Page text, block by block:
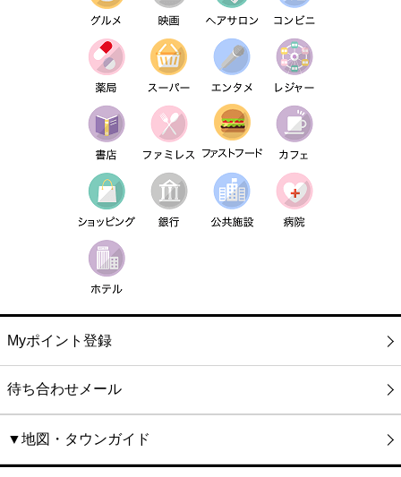
Myポイント登録
待ち合わせメール
▼地図・タウンガイド